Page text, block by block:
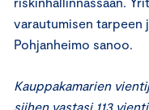
varautumisen tarpeen
Pohjanheimo sanoo.
Kauppakamarien
siihen vastasi 113